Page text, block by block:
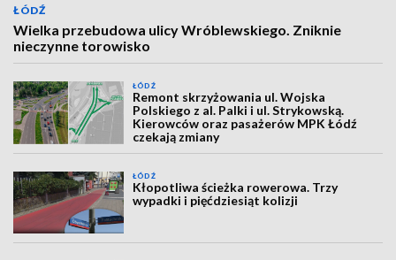
ŁÓDŹ
Wielka przebudowa ulicy Wróblewskiego. Zniknie
nieczynne torowisko
ŁÓDŹ
Remont skrzyżowania ul. Wojska
Polskiego z al. Palki i ul. Strykowską.
Kierowców oraz pasażerów MPK Łódź
czekają zmiany
ŁÓDŹ
Kłopotliwa ścieżka rowerowa. Trzy
wypadki i pięćdziesiąt kolizji